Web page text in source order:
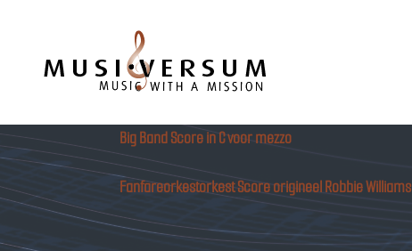
Big Band Score in C voor mezzo
Fanfareorkestorkest Score origineel Robbie Williams